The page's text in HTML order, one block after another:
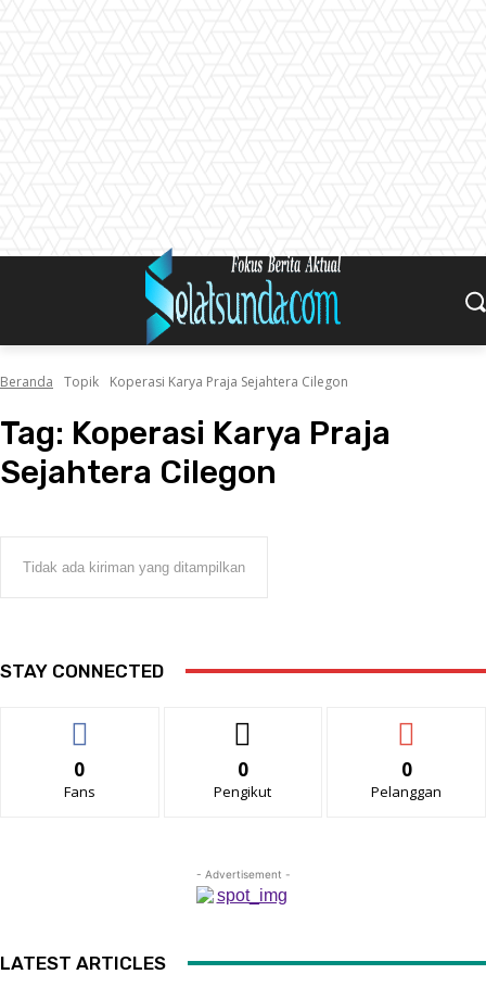
Beranda Topik Koperasi Karya Praja Sejahtera Cilegon
Tag: Koperasi Karya Praja
Sejahtera Cilegon
Tidak ada kiriman yang ditampilkan
STAY CONNECTED
0
Fans
0
Pengikut
0
Pelanggan
- Advertisement -
LATEST ARTICLES